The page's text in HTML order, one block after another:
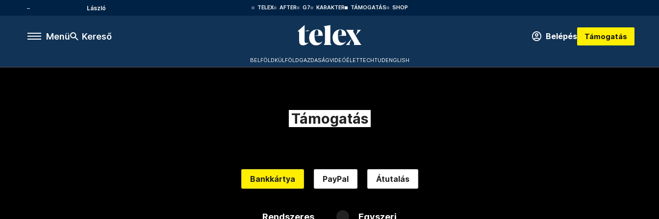
László TELEX AFTER G7 KARAKTER TÁMOGATÁS SHOP
Menü Kereső Belépés Támogatás
BELFÖLDKÜLFÖLDGAZDASÁGVIDEÓÉLETTECHTUDENGLISH
Támogatás
Bankkártya PayPal Átutalás
Rendszeres Egyszeri